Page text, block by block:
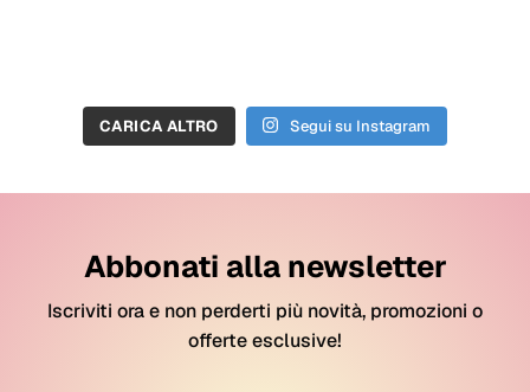
CARICA ALTRO Segui su Instagram
Abbonati alla newsletter
Iscriviti ora e non perderti più novità, promozioni o
offerte esclusive!